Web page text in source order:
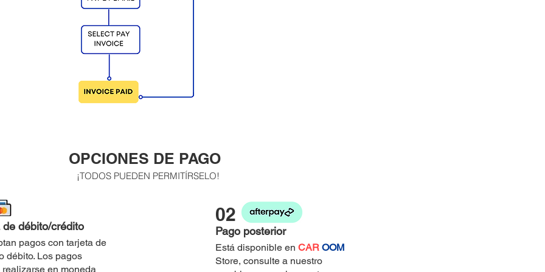
OPCIONES DE PAGO
¡TODOS PUEDEN PERMITÍRSELO!
de débito/crédito
pagos con tarjeta de
débito. Los pagos
en moneda
02
Pago posterior
Está disponible en CAR OOM
Store, consulte a nuestro